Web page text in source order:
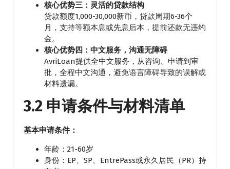
核心优势三：灵活的贷款结构
贷款额度1,000-30,000新币，贷款周期6-36个
月，支持等额本息或先息后本，提前还款无违约
金。
核心优势四：中文服务，沟通无障碍
AvriLoan提供全中文服务，从咨询、申请到审
批，全程中文沟通，避免语言障碍导致的误解或
材料遗漏。
3.2 申请条件与材料清单
基本申请条件：
年龄：21-60岁
身份：EP、SP、EntrePass或永久居民（PR）持